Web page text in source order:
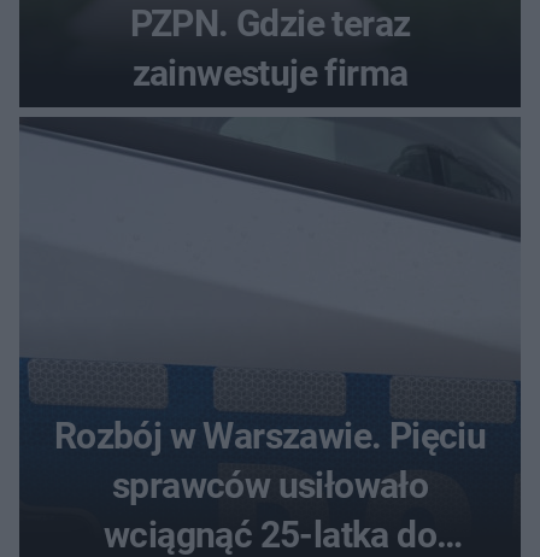
PZPN. Gdzie teraz
zainwestuje firma
Rozbój w Warszawie. Pięciu
sprawców usiłowało
wciągnąć 25-latka do